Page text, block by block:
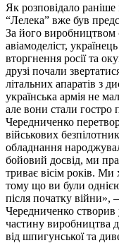
Як розповідало
“Лелека” вже був
За його виробництвом
авіамоделіст,
вторгнення росії та
друзі почали
літальних апаратів з
українська армія не
але вони стали гостро
Чередниченко
військових
обладнання
бойовий досвід, ми
триває вісім років.
тому що ви були
після початку війни»,
Чередниченко створив
частину виробництва
від шпигунської та